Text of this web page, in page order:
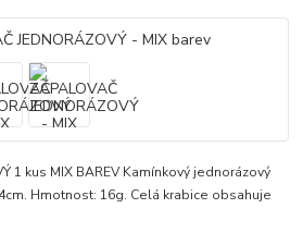
1 kus MIX BAREV Kamínkový jednorázový
Hmotnost: 16g. Celá krabice obsahuje